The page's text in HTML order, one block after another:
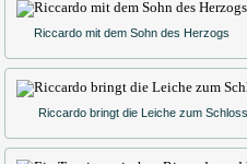
Riccardo mit dem Sohn des Herzogs
Riccardo bringt die Leiche zum Schloss